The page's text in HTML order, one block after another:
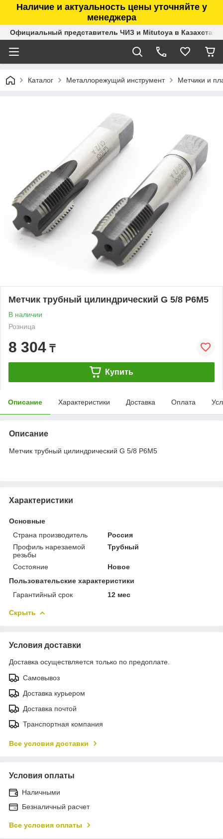
Наличие и актуальность цены уточняйте у
менеджера
Официальный представитель ЧИЗ и Mitutoya в Казахстане
Каталог Металлорежущий инструмент Метчики и
Метчик трубный цилиндрический G 5/8 Р6М5
В наличии
Розница
8 304 ₸
Купить
Описание Характеристики Доставка Оплата
Описание
Метчик трубный цилиндрический G 5/8 Р6М5
Характеристики
Основные
Страна производитель
Россия
Профиль нарезаемой
резьбы
Трубный
Состояние
Новое
Пользовательские характеристики
Гарантийный срок
12 мес
Скрыть
Условия доставки
Доставка осуществляется только по предоплате.
Самовывоз
Доставка курьером
Доставка почтой
Транспортная компания
Все условия доставки
Условия оплаты
Наличными
Безналичный расчет
Все условия оплаты